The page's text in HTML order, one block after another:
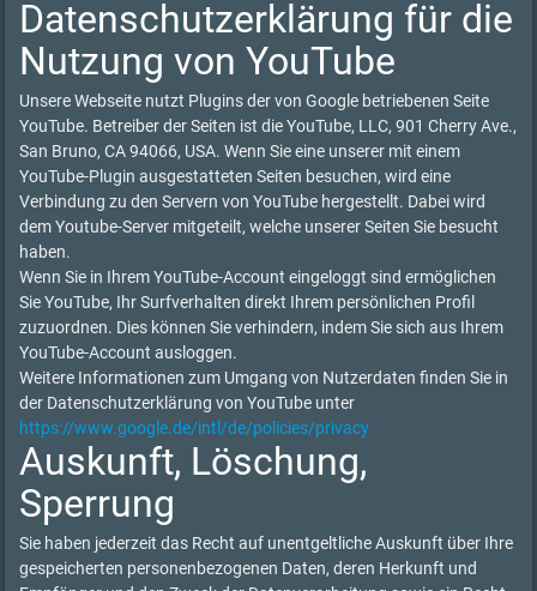
Datenschutzerklärung für die
Nutzung von YouTube
Unsere Webseite nutzt Plugins der von Google betriebenen Seite
YouTube. Betreiber der Seiten ist die YouTube, LLC, 901 Cherry Ave.,
San Bruno, CA 94066, USA. Wenn Sie eine unserer mit einem
YouTube-Plugin ausgestatteten Seiten besuchen, wird eine
Verbindung zu den Servern von YouTube hergestellt. Dabei wird
dem Youtube-Server mitgeteilt, welche unserer Seiten Sie besucht
haben.
Wenn Sie in Ihrem YouTube-Account eingeloggt sind ermöglichen
Sie YouTube, Ihr Surfverhalten direkt Ihrem persönlichen Profil
zuzuordnen. Dies können Sie verhindern, indem Sie sich aus Ihrem
YouTube-Account ausloggen.
Weitere Informationen zum Umgang von Nutzerdaten finden Sie in
der Datenschutzerklärung von YouTube unter
https://www.google.de/intl/de/policies/privacy
Auskunft, Löschung,
Sperrung
Sie haben jederzeit das Recht auf unentgeltliche Auskunft über Ihre
gespeicherten personenbezogenen Daten, deren Herkunft und